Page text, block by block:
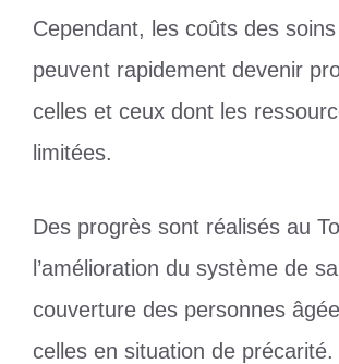
Cependant, les coûts des
peuvent rapidement devenir
celles et ceux dont les
limitées.
Des progrès sont réalisés au
l’amélioration du système de
couverture des personnes
celles en situation de précarité.